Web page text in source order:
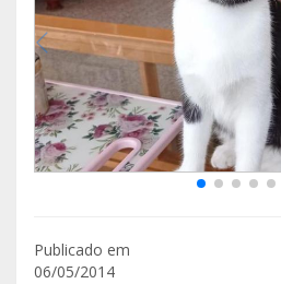
Publicado em
06/05/2014